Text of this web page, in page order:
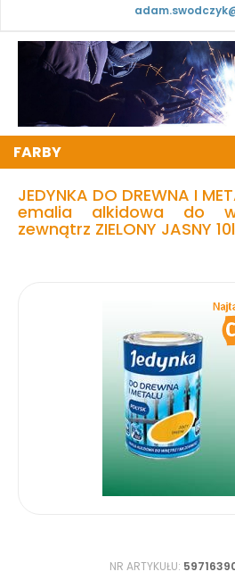
FARBY
JEDYNKA DO DREWNA I
emalia alkidowa do
zewnątrz ZIELONY JASNY 10l
NR ARTYKUŁU: